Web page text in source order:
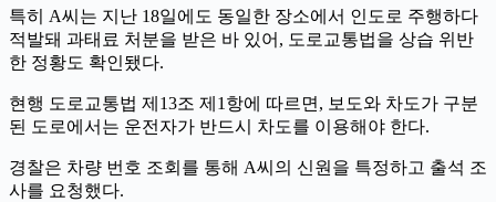
특히 A씨는 지난 18일에도 동일한 장소에서 인도로 주행하다
적발돼 과태료 처분을 받은 바 있어, 도로교통법을 상습 위반
한 정황도 확인됐다.
현행 도로교통법 제13조 제1항에 따르면, 보도와 차도가 구분
된 도로에서는 운전자가 반드시 차도를 이용해야 한다.
경찰은 차량 번호 조회를 통해 A씨의 신원을 특정하고 출석 조
사를 요청했다.